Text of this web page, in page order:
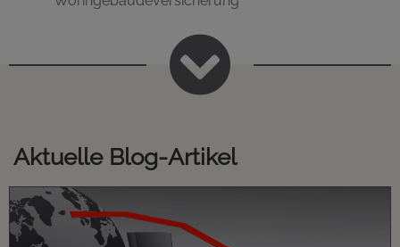

Aktuelle Blog-Artikel